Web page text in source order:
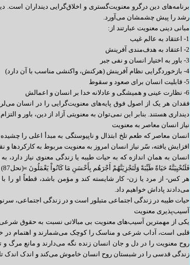
برنامه‌های دین درگرو معنویت‌گستری و اخلاق‌گرایی دینداران است.
رشد را پیش چشمشان می‌آورد.
مبانی دینی معنویت عبارتند از:
1- اعتقاد به عالم غیب
2- اعتقاد به هدف‌مندی آفرینش
3- باور به اختیار انسان و نفی جبر
4- بازخورد‌گرایی نظام آفرینش (هرکنش، واکنشی مناسب با آن دارد)
5- قابلیت انسان برای صعود و سقوط
6- نظارت عینی و همیشگی و عادلانه خدا بر انسان و اعمالش
فقدان هر یک از اصول فوق پایه‌های معنویت‌گرایی را در انسان
دینداری هستند. بنابر این نمی‌توان به معنویتی آزاد از دین، باور و
نیاز انسان معاصر به معنویت
انسان معاصر که طعم تلخ ابتذال و ناپیوستگی به مبدأ اعلی را
افزایش یافته، سّر نیاز انسان امروز به معنویت مربوط به
انسان به همان اندازه که به حیات طیبه یا زندگی معنوی نیاز
فَلَنُحْيِيَنَّهُ حَيَاةً طَيِّبَةً وَلَنَجْزِيَنَّهُمْ أَجْرَهُم بِأَحْسَنِ مَا كَانُواْ يَعْمَلُونَ »(نحل87)
هر کس- از مرد یا زن- کار شایسته کند و مؤمن باشد، قطعاً او را با
می‌دادند پاداش خواهیم داد.
حیات طیبه در زندگی اجتماعی متبلور است و در زندگی اجتماعی،
آسیب‌پذیری معنویت
یکی از مهمترین آسیب‌های معنویت بی مبالاتی نسبت به حقوق
قلبی است، آداب شرعی و مناسک را کوچک می‌شمارند و اهتمام در
روح معنویت را در دل و جان انسان زنده نگه می‌دارند و مانع مرگ
زندگی قدسی را در شبستان روح انسان خاموش می‌کند و اندک اندک